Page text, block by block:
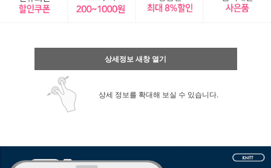
상세정보 새창 열기
상세 정보를 확대해 보실 수 있습니다.